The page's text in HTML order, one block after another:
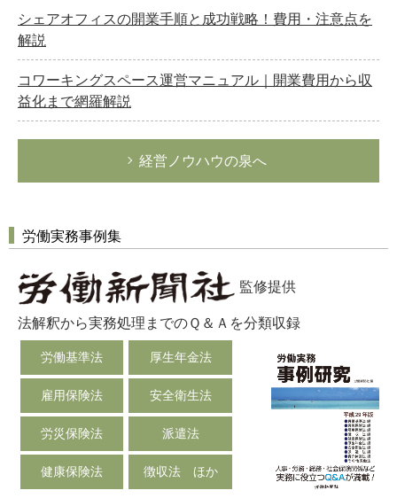
シェアオフィスの開業手順と成功戦略！費用・注意点を
解説
コワーキングスペース運営マニュアル｜開業費用から収
益化まで網羅解説
経営ノウハウの泉へ
労働実務事例集
監修提供
法解釈から実務処理までのＱ＆Ａを分類収録
労働基準法 厚生年金法
雇用保険法 安全衛生法
労災保険法 派遣法
健康保険法 徴収法 ほか